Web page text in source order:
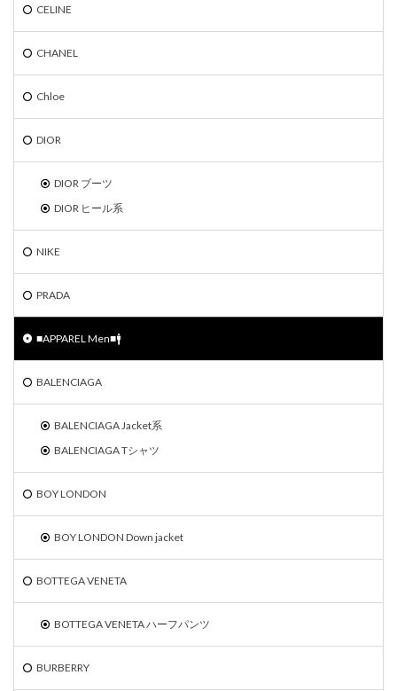
CELINE
CHANEL
Chloe
DIOR
DIOR ブーツ
DIOR ヒール系
NIKE
PRADA
■APPAREL Men■🚹
BALENCIAGA
BALENCIAGA Jacket系
BALENCIAGA Tシャツ
BOY LONDON
BOY LONDON Down jacket
BOTTEGA VENETA
BOTTEGA VENETA ハーフパンツ
BURBERRY